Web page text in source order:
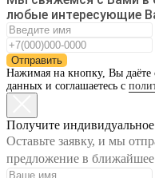
любые интересующие
Отправить
Нажимая на кнопку, Вы даёте
данных и соглашаетесь с
Получите
Оставьте заявку, и мы
предложение в